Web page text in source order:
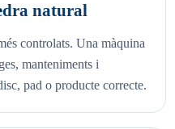
natural
controlats. Una màquina
manteniments i
pad o producte correcte.